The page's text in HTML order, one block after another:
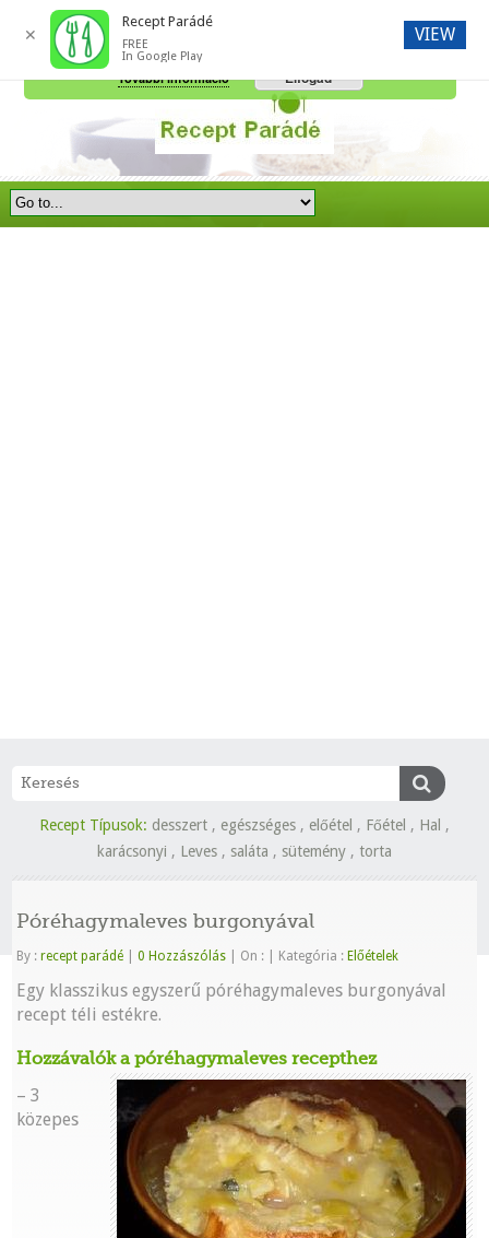
Recept Típusok: desszert , egészséges , előétel , Főétel , Hal ,
karácsonyi , Leves , saláta , sütemény , torta
Póréhagymaleves burgonyával
By :recept parádé 0 Hozzászólás On : Kategória : Előételek
Egy klasszikus egyszerű póréhagymaleves burgonyával
recept téli estékre.
Hozzávalók a póréhagymaleves recepthez
– 3
közepes
A honlap további használatához a sütik használatát el kell fogadni.
További információ
Elfogad
✕
Recept Parádé
FREE
In Google Play
VIEW